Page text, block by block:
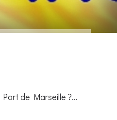
de Marseille ?...